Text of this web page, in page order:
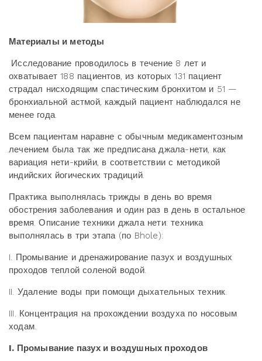
Материалы и методы
Исследование проводилось в течение 8 лет и
охватывает 188 пациентов, из которых 131 пациент
страдал нисходящим спастическим бронхитом и 51 —
бронхиальной астмой, каждый пациент наблюдался не
менее года.
Всем пациентам наравне с обычным медикаментозным
лечением была так же предписана джала-нети, как
вариация нети-крийи, в соответствии с методикой
индийских йогических традиций.
Практика выполнялась трижды в день во время
обострения заболевания и один раз в день в остальное
время. Описание техники джала нети: техника
выполнялась в три этапа (по Bhole):
I. Промывание и дренажирование пазух и воздушных
проходов теплой соленой водой.
II. Удаление воды при помощи дыхательных техник.
III. Концентрация на прохождении воздуха по носовым
ходам.
I. Промывание пазух и воздушных проходов